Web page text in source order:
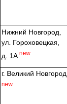
Нижний Новгород,
ул. Гороховецкая,
д. 1А new
г. Великий Новгород
new